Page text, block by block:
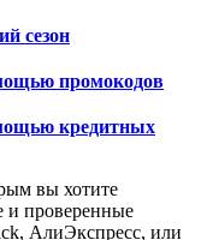
сезон
промокодов
кредитных
вы хотите
и проверенные
АлиЭкспресс, или